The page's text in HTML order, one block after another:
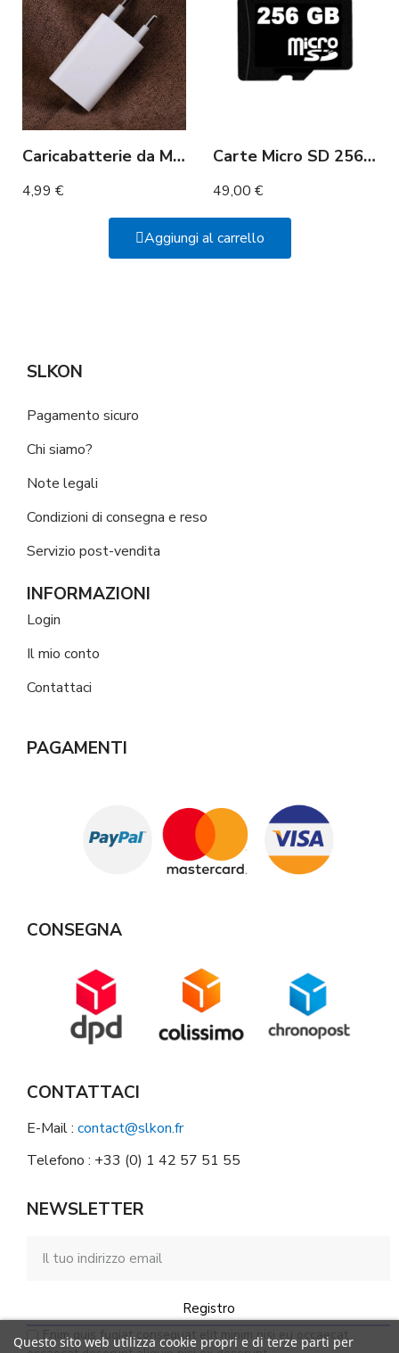
Caricabatterie da Muro 1,2A
4,99 €
Carte Micro SD 256 Go
49,00 €
Aggiungi al carrello
SLKON
Pagamento sicuro
Chi siamo?
Note legali
Condizioni di consegna e reso
Servizio post-vendita
INFORMAZIONI
Login
Il mio conto
Contattaci
Questo sito web utilizza cookie propri e di terze parti per
PAGAMENTI
CONSEGNA
CONTATTACI
E-Mail : contact@slkon.fr
Telefono : +33 (0) 1 42 57 51 55
NEWSLETTER
Registro
Enim quis fugiat consequat elit minim nisi eu occaecat